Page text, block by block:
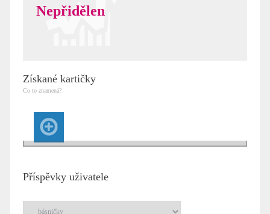
Nepřidělen
Získané kartičky
Co to znamená?
Příspěvky uživatele